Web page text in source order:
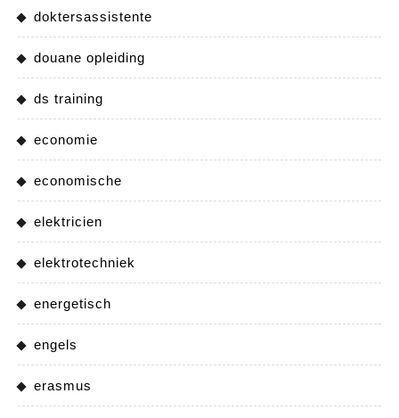
doktersassistente
douane opleiding
ds training
economie
economische
elektricien
elektrotechniek
energetisch
engels
erasmus